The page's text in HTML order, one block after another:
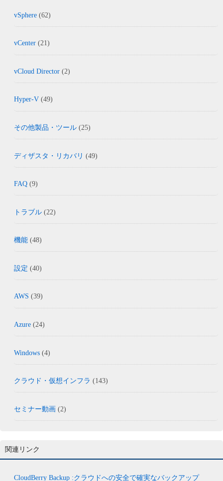
vSphere (62)
vCenter (21)
vCloud Director (2)
Hyper-V (49)
その他製品・ツール (25)
ディザスタ・リカバリ (49)
FAQ (9)
トラブル (22)
機能 (48)
設定 (40)
AWS (39)
Azure (24)
Windows (4)
クラウド・仮想インフラ (143)
セミナー動画 (2)
関連リンク
CloudBerry Backup :クラウドへの安全で確実なバックアップ